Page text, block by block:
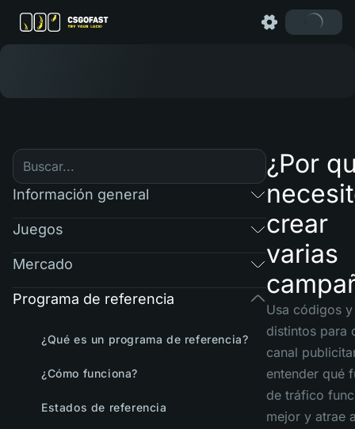
Información general
Juegos
Mercado
Programa de referencia
¿Qué es un programa de referencia?
¿Cómo funciona?
Estados de referencia
¿Por
crear
varias
Usa códigos
distintos para
canal
entender qué
de tráfico
mejor y atrae